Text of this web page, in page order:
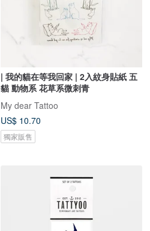
| 我的貓在等我回家 | 2入紋身貼紙 五
貓 動物系 花草系微刺青
My dear Tattoo
US$ 10.70
獨家販售